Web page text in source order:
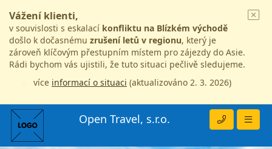
Vážení klienti,
v souvislosti s eskalací konfliktu na Blízkém východě
došlo k dočasnému zrušení letů v regionu, který je
zároveň klíčovým přestupním místem pro zájezdy do Asie.
Rádi bychom vás ujistili, že tuto situaci pečlivě sledujeme.
více informací o situaci (aktualizováno 2. 3. 2026)
Open Travel, s.r.o.